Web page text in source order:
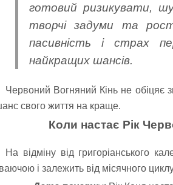
готовий ризикувати,
творчі задуми та
пасивність і страх
найкращих шансів.
Червоний Вогняний Кінь не обіцяє
свого життя на краще.
Коли настає Рік
На відміну від григоріанського
і залежить від місячного